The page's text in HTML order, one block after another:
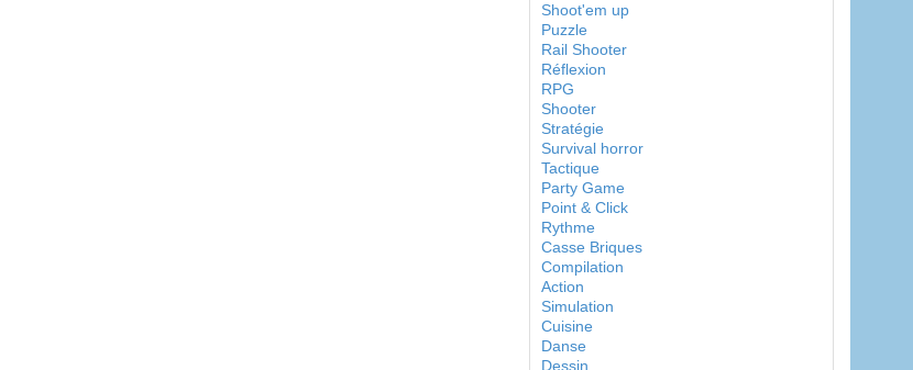
Shoot'em up
Puzzle
Rail Shooter
Réflexion
RPG
Shooter
Stratégie
Survival horror
Tactique
Party Game
Point & Click
Rythme
Casse Briques
Compilation
Action
Simulation
Cuisine
Danse
Dessin